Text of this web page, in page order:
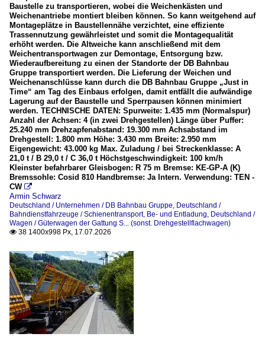
Baustelle zu transportieren, wobei die Weichenkästen und
Weichenantriebe montiert bleiben können. So kann weitgehend auf
Montageplätze in Baustellennähe verzichtet, eine effiziente
Trassennutzung gewährleistet und somit die Montagequalität
erhöht werden. Die Altweiche kann anschließend mit dem
Weichentransportwagen zur Demontage, Entsorgung bzw.
Wiederaufbereitung zu einen der Standorte der DB Bahnbau
Gruppe transportiert werden. Die Lieferung der Weichen und
Weichenanschlüsse kann durch die DB Bahnbau Gruppe „Just in
Time“ am Tag des Einbaus erfolgen, damit entfällt die aufwändige
Lagerung auf der Baustelle und Sperrpausen können minimiert
werden. TECHNISCHE DATEN: Spurweite: 1.435 mm (Normalspur)
Anzahl der Achsen: 4 (in zwei Drehgestellen) Länge über Puffer:
25.240 mm Drehzapfenabstand: 19.300 mm Achsabstand im
Drehgestell: 1.800 mm Höhe: 3.430 mm Breite: 2.950 mm
Eigengewicht: 43.000 kg Max. Zuladung / bei Streckenklasse: A
21,0 t / B 29,0 t / C 36,0 t Höchstgeschwindigkeit: 100 km/h
Kleinster befahrbarer Gleisbogen: R 75 m Bremse: KE-GP-A (K)
Bremssohle: Cosid 810 Handbremse: Ja Intern. Verwendung: TEN -
CW 
Armin Schwarz
Deutschland / Unternehmen / DB Bahnbau Gruppe, Deutschland /
Bahndienstfahrzeuge / Schienentransport, Be- und Entladung, Deutschland /
Wagen / Güterwagen der Gattung S... (sonst. Drehgestellflachwagen)
 38 1400x998 Px, 17.07.2026